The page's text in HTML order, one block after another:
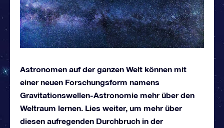
Astronomen auf der ganzen Welt können mit
einer neuen Forschungsform namens
Gravitationswellen-Astronomie mehr über den
Weltraum lernen. Lies weiter, um mehr über
diesen aufregenden Durchbruch in der